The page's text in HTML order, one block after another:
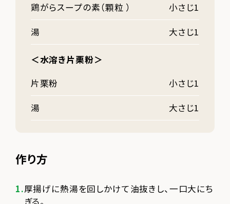
鶏がらスープの素（顆粒 ）
小さじ1
湯
大さじ1
＜水溶き片栗粉＞
片栗粉
小さじ1
湯
大さじ1
作り方
厚揚げに熱湯を回しかけて油抜きし、一口大にち
ぎる。